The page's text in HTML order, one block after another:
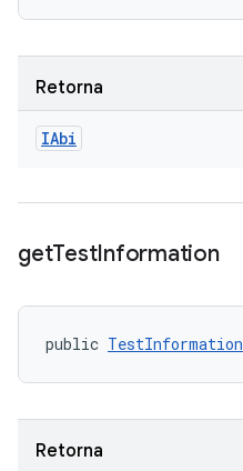
Retorna
IAbi
getTestInformation
public TestInformation
Retorna